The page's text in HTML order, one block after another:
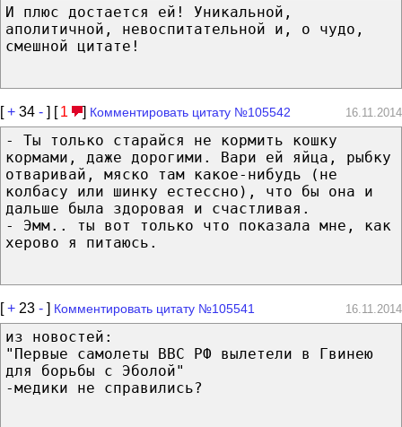
И плюс достается ей! Уникальной,
аполитичной, невоспитательной и, о чудо,
смешной цитате!
[+ 34 - ] [ 1 ] Комментировать цитату №105542 16.11.2014
- Ты только старайся не кормить кошку
кормами, даже дорогими. Вари ей яйца, рыбку
отваривай, мяско там какое-нибудь (не
колбасу или шинку естессно), что бы она и
дальше была здоровая и счастливая.
- Эмм.. ты вот только что показала мне, как
херово я питаюсь.
[+ 23 - ] Комментировать цитату №105541 16.11.2014
из новостей:
"Первые самолеты ВВС РФ вылетели в Гвинею
для борьбы с Эболой"
-медики не справились?